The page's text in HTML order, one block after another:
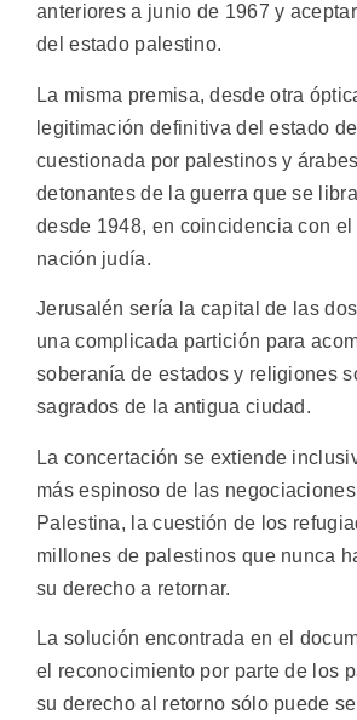
anteriores a junio de 1967 y
del estado palestino.
La misma premisa, desde otra
legitimación definitiva del estado
cuestionada por palestinos y
detonantes de la guerra que se
desde 1948, en coincidencia con
nación judía.
Jerusalén sería la capital de las
una complicada partición para
soberanía de estados y religiones
sagrados de la antigua ciudad.
La concertación se extiende
más espinoso de las
Palestina, la cuestión de los
millones de palestinos que nunca
su derecho a retornar.
La solución encontrada en el
el reconocimiento por parte de los
su derecho al retorno sólo puede